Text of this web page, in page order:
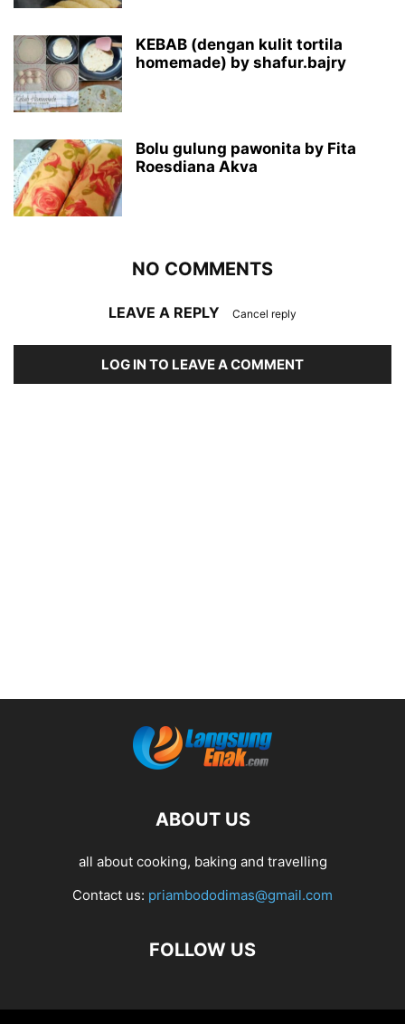
KEBAB (dengan kulit tortila
homemade) by shafur.bajry
Bolu gulung pawonita by Fita
Roesdiana Akva
NO COMMENTS
LEAVE A REPLY Cancel reply
LOG IN TO LEAVE A COMMENT
ABOUT US
all about cooking, baking and travelling
Contact us: priambododimas@gmail.com
FOLLOW US